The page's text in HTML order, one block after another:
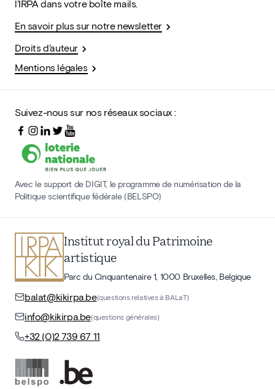
l'IRPA dans votre boîte mails.
En savoir plus sur notre newsletter
Droits d'auteur
Mentions légales
Suivez-nous sur nos réseaux sociaux :
Avec le support de DIGIT, le programme de numérisation de la
Politique scientifique fédérale (BELSPO)
Institut royal du Patrimoine
artistique
Parc du Cinquantenaire 1, 1000 Bruxelles, Belgique
balat@kikirpa.be(questions relatives à BALaT)
info@kikirpa.be(questions générales)
+32 (0)2 739 67 11